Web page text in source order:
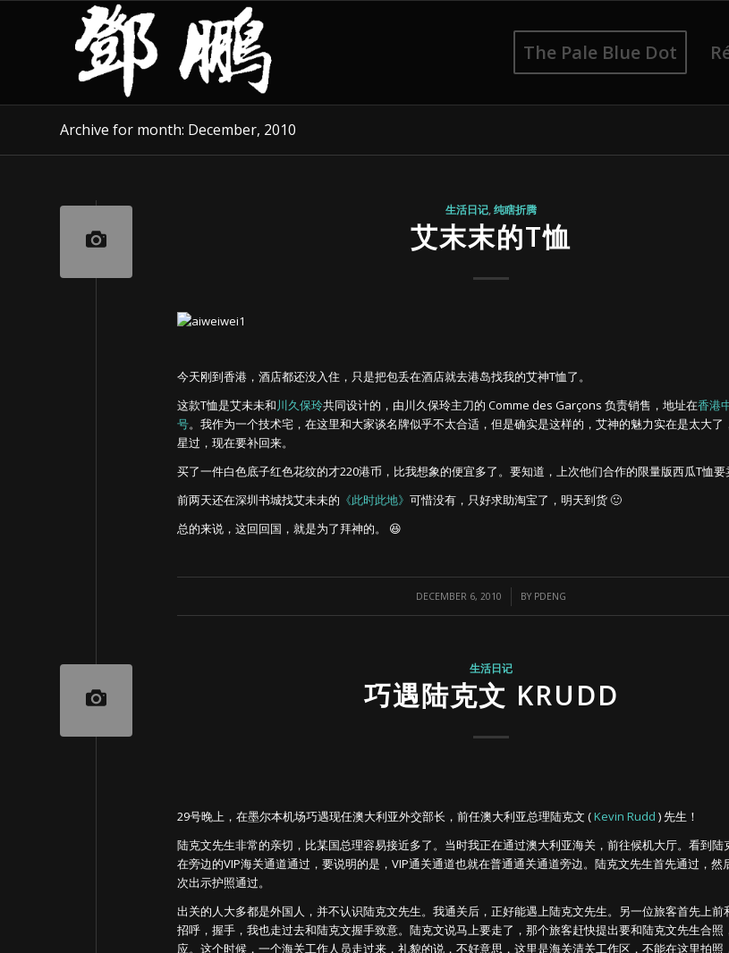
The Pale Blue Dot
Archive for month: December, 2010
生活日记 ,纯瞎折腾
艾末末的T恤
今天刚到香港，酒店都还没入住，只是把包丢在酒店就去港岛找我的艾神T恤了。
这款T恤是艾未未和川久保玲共同设计的，由川久保玲主刀的 Comme des Garçons 负责销售，地址在香港
号。我作为一个技术宅，在这里和大家谈名牌似乎不太合适，但是确实是这样的，艾神的魅力实在是太大了
星过，现在要补回来。
买了一件白色底子红色花纹的才220港币，比我想象的便宜多了。要知道，上次他们合作的限量版西瓜T恤要
前两天还在深圳书城找艾未未的 《此时此地》 可惜没有，只好求助淘宝了，明天到货 🙂
总的来说，这回回国，就是为了拜神的。 😆
DECEMBER 6, 2010
/ BY PDENG
生活日记
巧遇陆克文 KRUDD
29号晚上，在墨尔本机场巧遇现任澳大利亚外交部长，前任澳大利亚总理陆克文 (Kevin Rudd ) 先生！
陆克文先生非常的亲切，比某国总理容易接近多了。当时我正在通过澳大利亚海关，前往候机大厅。看到陆
在旁边的VIP海关通道通过，要说明的是，VIP通关通道也就在普通通关通道旁边。陆克文先生首先通过，然
次出示护照通过。
出关的人大多都是外国人，并不认识陆克文先生。我通关后，正好能遇上陆克文先生。另一位旅客首先上前
招呼，握手，我也走过去和陆克文握手致意。陆克文说马上要走了，那个旅客赶快提出要和陆克文先生合照
应。这个时候，一个海关工作人员走过来，礼貌的说，不好意思，这里是海关清关工作区，不能在这里拍照